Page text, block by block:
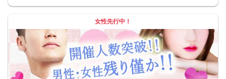
女性先行中！